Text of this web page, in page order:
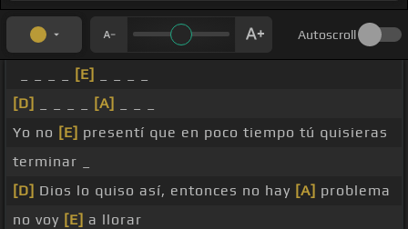
Autoscroll
[E]
[D]
[A]
Yo no [E] presentí que en poco tiempo tú quisieras
terminar _
[D] Dios lo quiso así, entonces no hay [A] problema
no voy [E] a llorar